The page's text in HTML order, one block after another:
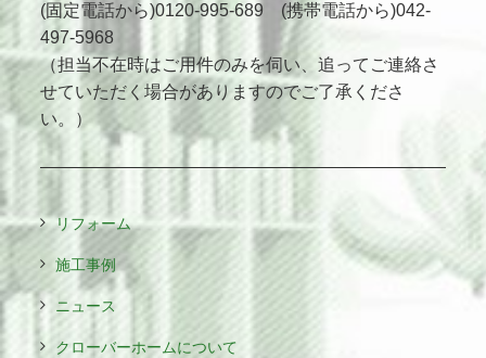
(固定電話から)0120-995-689 (携帯電話から)042-
497-5968
（担当不在時はご用件のみを伺い、追ってご連絡さ
せていただく場合がありますのでご了承くださ
い。）
リフォーム
施工事例
ニュース
クローバーホームについて